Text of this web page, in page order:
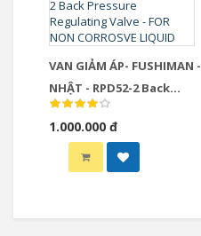
VAN GIẢM ÁP- FUSHIMAN -
NHẬT - RPD52-2 Back
Pressure Regulating
Valve - FOR NON
CORROSVE LIQUID
1.000.000 đ